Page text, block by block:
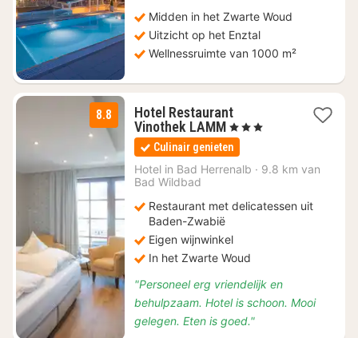
Midden in het Zwarte Woud
Uitzicht op het Enztal
Wellnessruimte van 1000 m²
8.8
Hotel Restaurant
Vinothek LAMM2
nachten
vanaf
€
, 3 Sterren
Culinair genieten
Hotel in Bad Herrenalb · 9.8 km van
Bad Wildbad
Restaurant met delicatessen uit
Baden-Zwabië
Eigen wijnwinkel
In het Zwarte Woud
"Personeel erg vriendelijk en
behulpzaam. Hotel is schoon. Mooi
gelegen. Eten is goed."